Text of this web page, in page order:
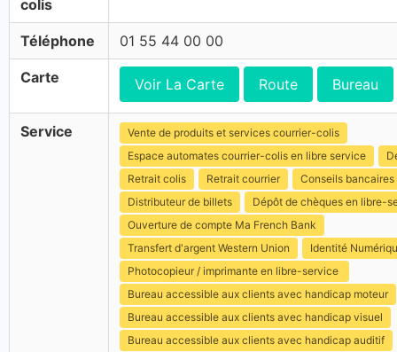
colis
Téléphone 01 55 44 00 00
Carte Voir La Carte Route Bureau
Service
Vente de produits et services courrier-colis
Espace automates courrier-colis en libre service
Retrait colis
Retrait courrier
Conseils bancaires
Distributeur de billets
Dépôt de chèques en libre-
Ouverture de compte Ma French Bank
Transfert d'argent Western Union
Identité
Photocopieur / imprimante en libre-service
Bureau accessible aux clients avec handicap moteur
Bureau accessible aux clients avec handicap visuel
Bureau accessible aux clients avec handicap auditif